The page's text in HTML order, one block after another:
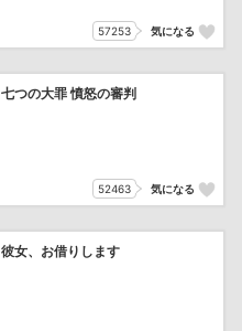
57253 気になる
七つの大罪 憤怒の審判
52463 気になる
彼女、お借りします